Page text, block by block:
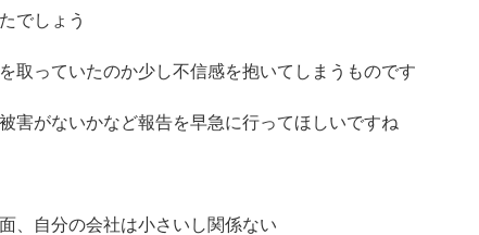
でしょう
取っていたのか少し不信感を抱いてしまうものです
害がないかなど報告を早急に行ってほしいですね
、自分の会社は小さいし関係ない